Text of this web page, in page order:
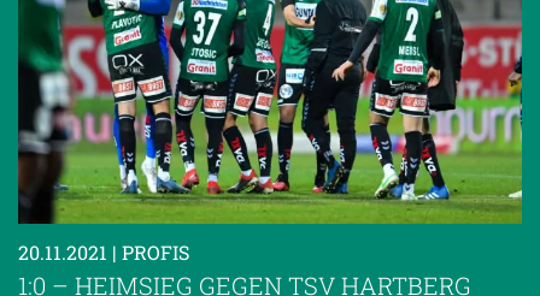
20.11.2021 | PROFIS
1:0 – HEIMSIEG GEGEN TSV HARTBERG